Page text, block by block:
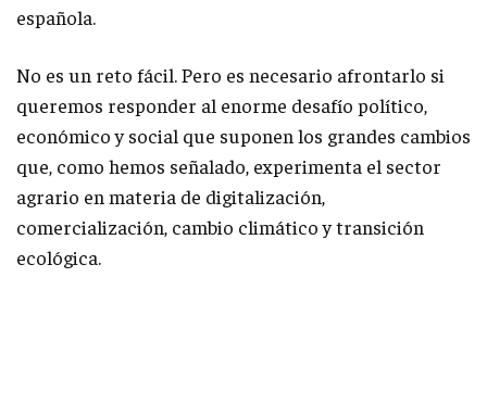
española.
No es un reto fácil. Pero es necesario afrontarlo si
queremos responder al enorme desafío político,
económico y social que suponen los grandes cambios
que, como hemos señalado, experimenta el sector
agrario en materia de digitalización,
comercialización, cambio climático y transición
ecológica.